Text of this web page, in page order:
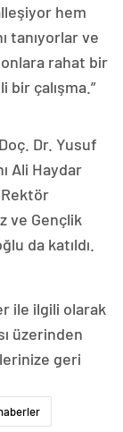
hem
tanıyorlar ve
rahat bir
çalışma.”
Dr. Yusuf
Ali Haydar
ve Gençlik
da katıldı.
ile ilgili olarak
üzerinden
geri